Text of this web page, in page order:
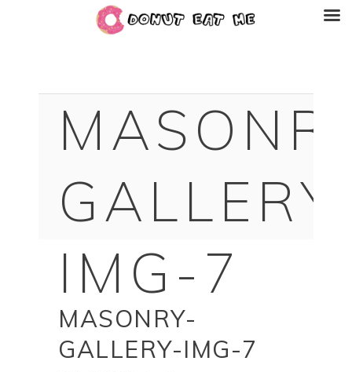
IMG-7
MASONRY-
GALLERY-IMG-7